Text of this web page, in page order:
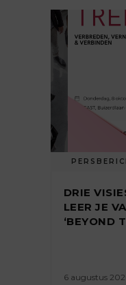
DRIE
LEER JE
‘BEYOND
6 augustus